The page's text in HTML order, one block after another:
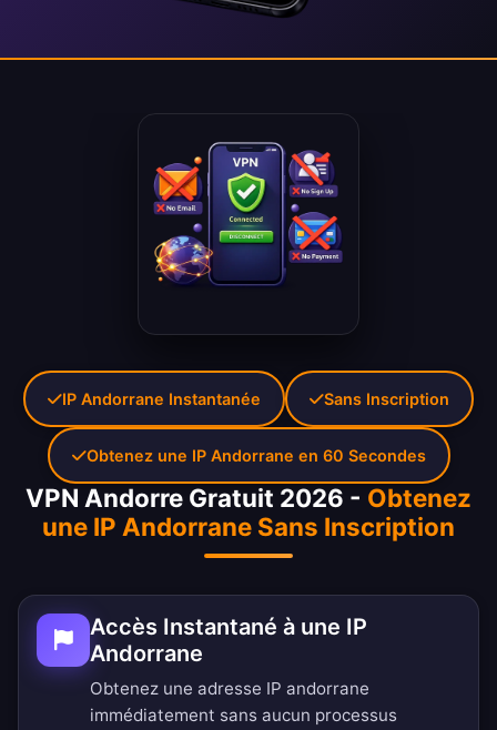
VPN Andorre Gratuit 2026 - Obtenez
une IP Andorrane Sans Inscription
Accès Instantané à une IP
Andorrane
Obtenez une adresse IP andorrane
immédiatement sans aucun processus
IP Andorrane Instantanée Sans Inscription
Obtenez une IP Andorrane en 60 Secondes